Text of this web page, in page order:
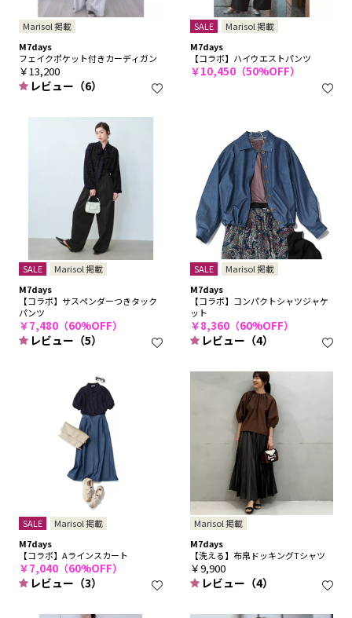
Marisol 掲載
M7days
フェイクポケット付きカーディガン
￥13,200
レビュー（6）
SALE
Marisol 掲載
M7days
【コラボ】ハイウエストパンツ
￥10,450（50%OFF）
SALE
Marisol 掲載
M7days
【コラボ】サスペンダーつきタック
パンツ
￥7,480（60%OFF）
レビュー（5）
SALE
Marisol 掲載
M7days
【コラボ】コンパクトシャツジャケ
ット
￥8,360（60%OFF）
レビュー（4）
SALE
Marisol 掲載
M7days
【コラボ】Aラインスカート
￥7,040（60%OFF）
レビュー（3）
Marisol 掲載
M7days
【洗える】布帛ドッキングTシャツ
￥9,900
レビュー（4）